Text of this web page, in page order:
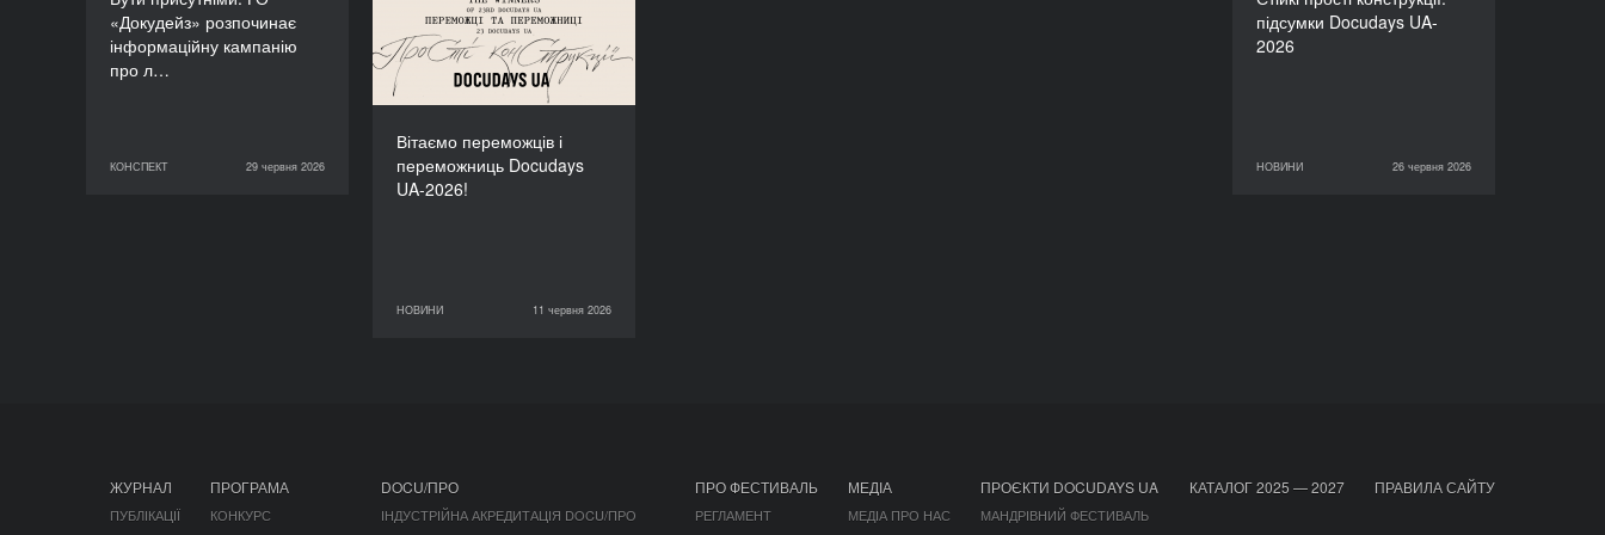
«Докудейз» розпочинає
інформаційну кампанію
про л…
КОНСПЕКТ 29 червня 2026
КОНСПЕКТ
29 червня 2026
підсумки Docudays UA-
2026
НОВИНИ 26 червня 2026
НОВИНИ
26 червня 2026
Вітаємо переможців і
переможниць Docudays
UA-2026!
НОВИНИ 11 червня 2026
UA-2026!
НОВИНИ
11 червня 2026
ЖУРНАЛ
ПУБЛІКАЦІЇ
ПРОГРАМА
КОНКУРС
DOCU/ПРО
ІНДУСТРІЙНА АКРЕДИТАЦІЯ DOCU/ПРО
ПРО ФЕСТИВАЛЬ
РЕГЛАМЕНТ
МЕДІА
МЕДІА ПРО НАС
ПРОЄКТИ DOCUDAYS UA
МАНДРІВНИЙ ФЕСТИВАЛЬ
КАТАЛОГ 2025 — 2027 ПРАВИЛА САЙТУ